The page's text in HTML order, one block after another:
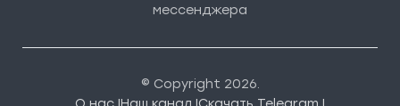
мессенджера
© Copyright 2026.